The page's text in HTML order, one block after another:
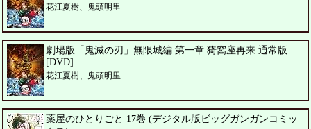
花江夏樹、鬼頭明里
劇場版「鬼滅の刃」無限城編 第一章 猗窩座再来 通常版
[DVD]
花江夏樹、鬼頭明里
薬屋のひとりごと 17巻 (デジタル版ビッグガンガンコミッ